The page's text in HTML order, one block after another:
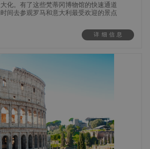
化。有了这些梵蒂冈博物馆的快速通道
间去参观罗马和意大利最受欢迎的景点
和西斯廷教堂。
时间，让您可以尽情探索梵蒂冈城。
括梵蒂冈博物馆的快速通道门票和西斯
将有更多的时间去发现梵蒂冈的无数宝
亭和拉斐尔的房间。
详细信息